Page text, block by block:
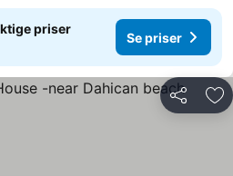
priser
Se priser
Del